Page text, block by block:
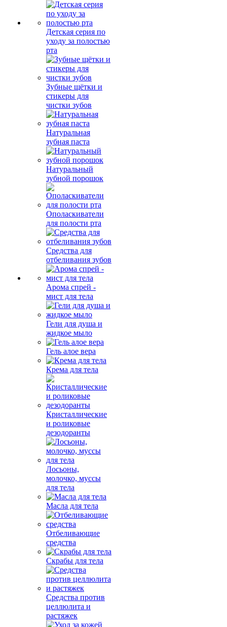
Детская серия по
уходу за полостью
рта
Зубные щётки и
стикеры для
чистки зубов
Натуральная
зубная паста
Натуральный
зубной порошок
Ополаскиватели
для полости рта
Средства для
отбеливания зубов
Арома спрей -
мист для тела
Гели для душа и
жидкое мыло
Гель алое вера
Крема для тела
Кристаллические
и роликовые
дезодоранты
Лосьоны,
молочко, муссы
для тела
Масла для тела
Отбеливающие
средства
Скрабы для тела
Средства против
целлюлита и
растяжек